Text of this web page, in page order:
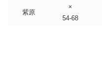
紫原
×
54-68